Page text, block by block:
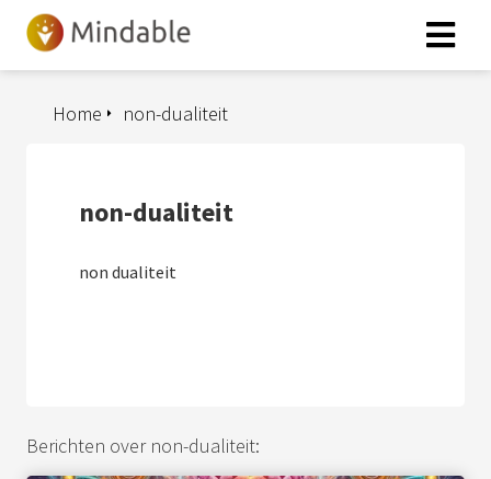
non-dualiteit
Home
non-dualiteit
non dualiteit
Berichten over non-dualiteit: